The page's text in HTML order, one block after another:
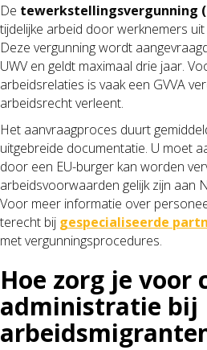
De tewerkstellingsvergunning
tijdelijke arbeid door werknemers uit
Deze vergunning wordt
UWV en geldt maximaal drie jaar.
arbeidsrelaties is vaak een GVVA
arbeidsrecht verleent.
Het aanvraagproces duurt
uitgebreide documentatie. U moet
door een EU-burger kan worden
arbeidsvoorwaarden gelijk zijn aan
Voor meer informatie over
terecht bij gespecialiseerde
met vergunningsprocedures.
Hoe zorg je voor
administratie bij